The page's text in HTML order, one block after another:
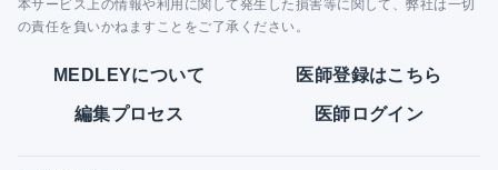
本サービス上の情報や利用に関して発生した損害等に関して、弊社は一切
の責任を負いかねますことをご了承ください。
MEDLEYについて 医師登録はこちら
編集プロセス 医師ログイン